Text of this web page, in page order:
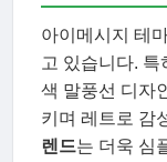
아이메시지 테
고 있습니다. 특
색 말풍선 디자
키며 레트로 감
렌드는 더욱 심